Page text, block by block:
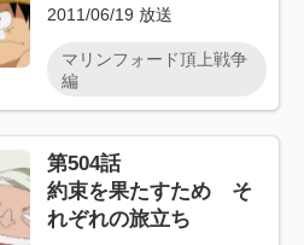
2011/06/19 放送
マリンフォード頂上戦争
編
第504話
約束を果たすため そ
れぞれの旅立ち